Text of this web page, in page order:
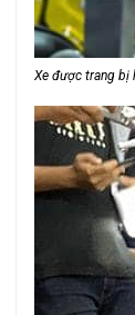
Xe được trang bị